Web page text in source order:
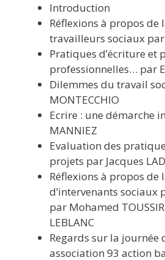
Introduction
Réflexions à propos de
travailleurs sociaux par
Pratiques d’écriture et
professionnelles… par
Dilemmes du travail
MONTECCHIO
Ecrire : une démarche
MANNIEZ
Evaluation des
projets par Jacques
Réflexions à propos
d’intervenants sociaux
par Mohamed
LEBLANC
Regards sur la journée
association 93 action